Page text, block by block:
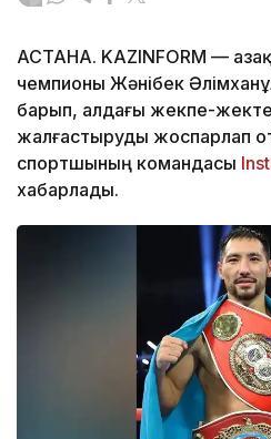
АСТАНА. KAZINFORM —
чемпионы Жәнібек
барып, алдағы жекпе-
жалғастыруды жоспарлап
спортшының командасы
хабарлады.